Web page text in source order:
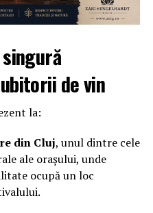
de vin
la:
din Cluj, unul dintre cele
ale orașului, unde
ocupă un loc